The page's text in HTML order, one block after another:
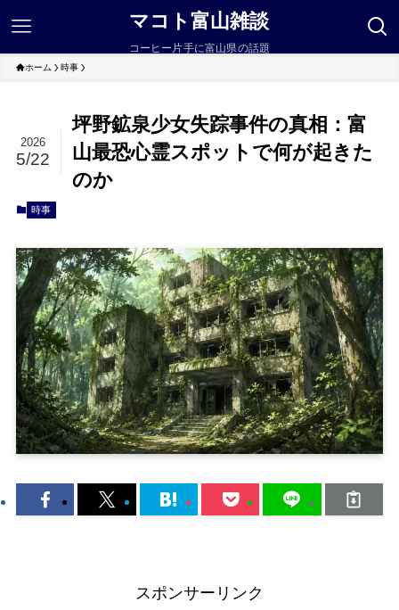
マコト富山雑談
コーヒー片手に富山県の話題
ホーム 時事
坪野鉱泉少女失踪事件の真相：富
山最恐心霊スポットで何が起きた
のか
2026
5/22
時事
スポンサーリンク